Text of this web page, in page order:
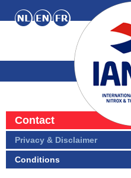
Contact
Privacy & Disclaimer
Conditions